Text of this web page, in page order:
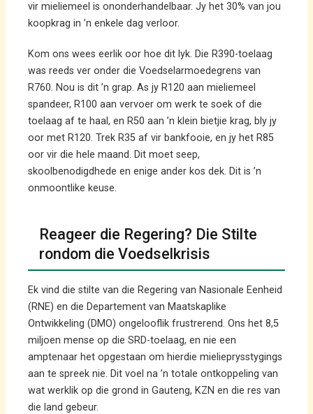
vir mieliemeel is ononderhandelbaar. Jy het 30% van jou
koopkrag in ’n enkele dag verloor.
Kom ons wees eerlik oor hoe dit lyk. Die R390-toelaag
was reeds ver onder die Voedselarmoedegrens van
R760. Nou is dit ’n grap. As jy R120 aan mieliemeel
spandeer, R100 aan vervoer om werk te soek of die
toelaag af te haal, en R50 aan ’n klein bietjie krag, bly jy
oor met R120. Trek R35 af vir bankfooie, en jy het R85
oor vir die hele maand. Dit moet seep,
skoolbenodigdhede en enige ander kos dek. Dit is ’n
onmoontlike keuse.
Reageer die Regering? Die Stilte
rondom die Voedselkrisis
Ek vind die stilte van die Regering van Nasionale Eenheid
(RNE) en die Departement van Maatskaplike
Ontwikkeling (DMO) ongelooflik frustrerend. Ons het 8,5
miljoen mense op die SRD-toelaag, en nie een
amptenaar het opgestaan om hierdie mielieprysstygings
aan te spreek nie. Dit voel na ’n totale ontkoppeling van
wat werklik op die grond in Gauteng, KZN en die res van
die land gebeur.